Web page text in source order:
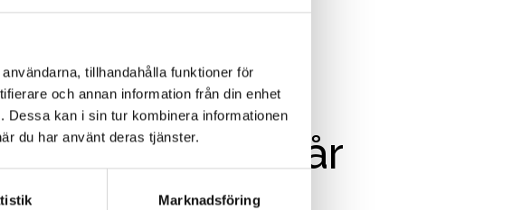
tillhandahålla funktioner för
och annan information från din enhet
kan i sin tur kombinera informationen
du har använt deras tjänster.
Marknadsföring
29 AUGUSTI - 26 SEPTEMBER
i
spår